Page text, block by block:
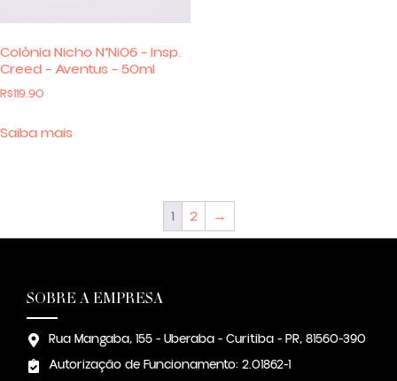
Colônia Nicho N°Ni06 – Insp.
Creed – Aventus – 50ml
R$119.90
Saiba mais
1 2 →
SOBRE A EMPRESA
Rua Mangaba, 155 - Uberaba - Curitiba - PR, 81560-390
Autorização de Funcionamento: 2.01862-1